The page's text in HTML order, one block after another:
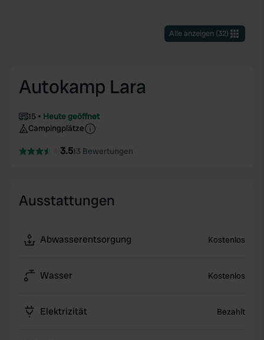
Alle anzeigen(32)
Autokamp Lara
15
Heute geöffnet
Campingplätze
3.513 Bewertungen
Ausstattungen
Abwasserentsorgung Kostenlos
Wasser Kostenlos
Elektrizität Bezahlt